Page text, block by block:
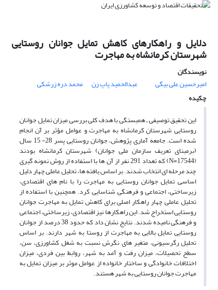
دلایل و راهکارهای کاهش تمایل جوانان روستایی
شهرستان کرمانشاه به مهاجرت
نویسندگان
امیرحسین علی بیگی
عبدالحمید پاپ زن
محمد دره زرشکی
چکیده
این تحقیق توصیفی ـ همبستگی با هدف کلی بررسی میزان تمایل جوانان
روستایی شهرستان کرمانشاه به مهاجرت و عوامل مؤثر بر آن انجام
شده است. جامعه آماری پژوهش، جوانان روستایی پسر 28- 15 سال
(برمبنای تعریف سازمان ملی جوانان) شهرستان کرمانشاه بودند
(17544=N) که تعداد 291 نفر از آن ها با استفاده از روش نمونه گیری
چند مرحله ای انتخاب شدند. بر اساس یافته ها، تحلیل عاملی چهار دلیل
اساسی تمایل جوانان روستایی به مهاجرت را با نام های اقتصادی،
زیرساختی، اجتماعی و فرهنگی شناسایی کرد. همچنین با استفاده از
تحلیل عاملی چهار راهکار اصلی برای کاهش تمایل به مهاجرت جوانان
روستایی استخراج شد. این راهکارها نیز اقتصادی، زیرساختی، اجتماعی
و فرهنگی نامیده شدند. نتایج نشان داد که حدود 38 درصد از جوانان
روستایی تمایل بالایی به مهاجرت از روستا به شهر دارند. بر اساس
تحلیل رگرسیونی، متغیر های نگرش نسبت به شغل کشاورزی، سن،
سطح تحصیلات، میزان رفت و آمد به شهر، روابط بین فردی، میزان
اختلافات خانوادگی و ساختار خانواده از عوامل موثر بر میزان تمایل به
مهاجرت جوانان روستایی به شهر هستند.